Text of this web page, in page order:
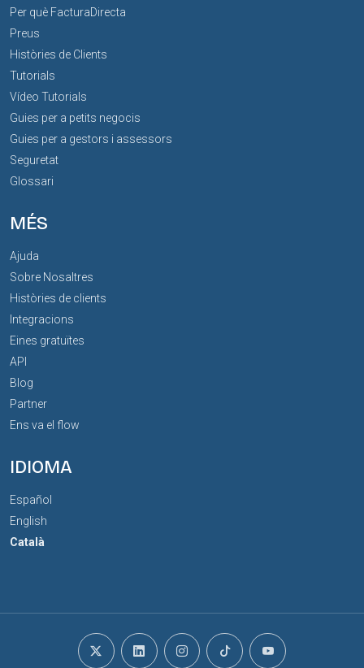
Per què FacturaDirecta
Preus
Històries de Clients
Tutorials
Vídeo Tutorials
Guies per a petits negocis
Guies per a gestors i assessors
Seguretat
Glossari
MÉS
Ajuda
Sobre Nosaltres
Històries de clients
Integracions
Eines gratuïtes
API
Blog
Partner
Ens va el flow
IDIOMA
Español
English
Català